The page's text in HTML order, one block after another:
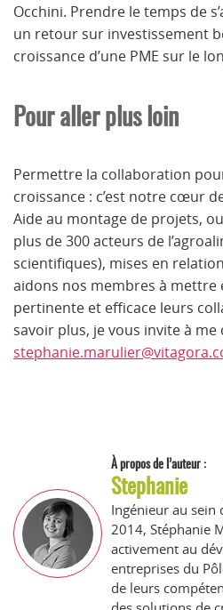
Occhini. Prendre le temps de
un retour sur investissement
croissance d’une PME sur le
Pour aller plus loin
Permettre la collaboration
croissance : c’est notre cœur
Aide au montage de projets,
plus de 300 acteurs de
scientifiques), mises en
aidons nos membres à mettre
pertinente et efficace leurs
savoir plus, je vous invite à
À propos de l’auteur :
Stephanie
Ingénieur au sein
2014, Stéphanie
activement au
entreprises du
de leurs